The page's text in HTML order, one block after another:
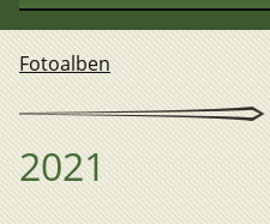
Fotoalben
2021